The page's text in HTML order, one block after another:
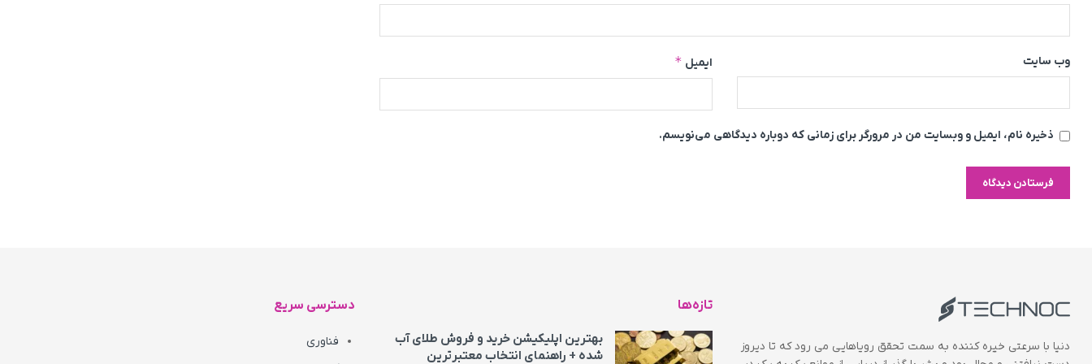
ایمیل * وب‌ سایت
ذخیره نام، ایمیل و وبسایت من در مرورگر برای زمانی که دوباره دیدگاهی می‌نویسم.
دنیا با سرعتی خیره کننده به سمت تحقق رویاهایی می رود که تا دیروز
تازه‌ها
بهترین اپلیکیشن خرید و فروش طلای آب
شده + راهنمای انتخاب معتبرترین
دسترسی سریع
فناوری